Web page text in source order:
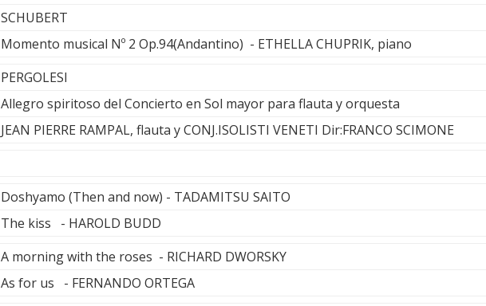
SCHUBERT
Momento musical Nº 2 Op.94(Andantino) - ETHELLA CHUPRIK, piano
PERGOLESI
Allegro spiritoso del Concierto en Sol mayor para flauta y orquesta
JEAN PIERRE RAMPAL, flauta y CONJ.ISOLISTI VENETI Dir:FRANCO SCIMONE
Doshyamo (Then and now) - TADAMITSU SAITO
The kiss - HAROLD BUDD
A morning with the roses - RICHARD DWORSKY
As for us - FERNANDO ORTEGA